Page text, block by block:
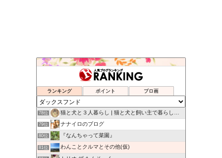
ランキング ポイント ブロ画
74位 ヴィルと私のミラクルライフ
オットでノインな日々
76位 オッターはダックスフンド
77位 ハッピー＆サンディーの日々
78位 猫と犬と３人暮らし | 猫と犬と飼い主で暮らしています
79位 ナナイロのブログ
80位 『なんちゃって菜園』
81位 わんことクルマとその他(仮)